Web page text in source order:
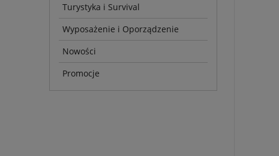
Turystyka i Survival
Wyposażenie i Oporządzenie
Nowości
Promocje